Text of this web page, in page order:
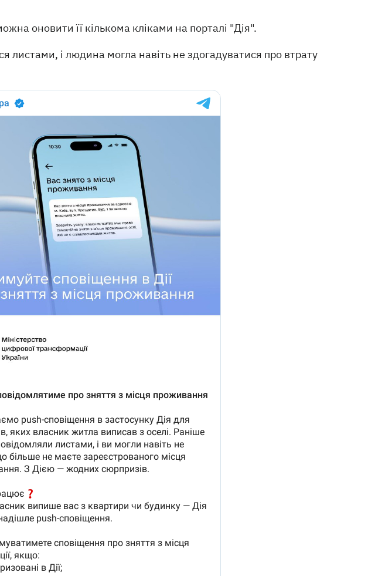
оновити її кількома кліками на порталі "Дія".
листами, і людина могла навіть не здогадуватися про втрату